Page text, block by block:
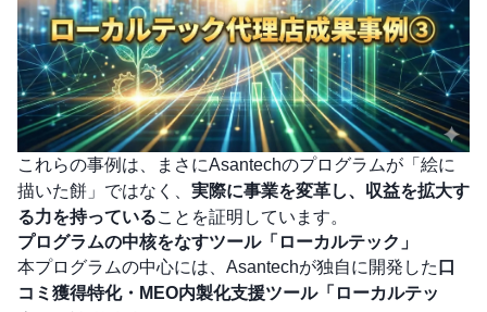
これらの事例は、まさにAsantechのプログラムが「絵に
描いた餅」ではなく、 実際に事業を変革し、収益を拡大す
る力を持っていることを証明しています。
プログラムの中核をなすツール「ローカルテック」
本プログラムの中心には、Asantechが独自に開発した 口
コミ獲得特化・MEO内製化支援ツール「ローカルテッ